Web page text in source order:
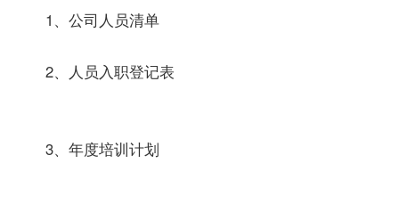
1、公司人员清单
2、人员入职登记表
3、年度培训计划